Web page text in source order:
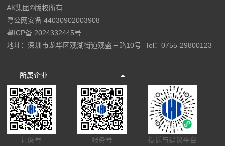
AK集团©版权所有
粤公网安备 44030902003908
粤ICP备 2024332445号
地址：深圳市龙华区观湖街道观盛三路10号 Tel：0755-29800123
所属企业
订阅号 服务号 投诉与建议平台